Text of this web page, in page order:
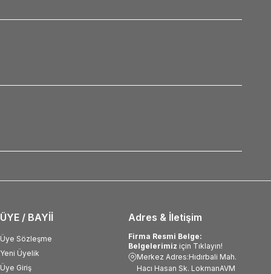
Adres & İletişim
Firma Resmi Belge:
Belgelerimiz için Tıklayın!
Merkez Adres:Hıdırbali Mah.
Hacı Hasan Sk. LokmanAVM
ÜYE / BAYİİ
Üye Sözleşme
Yeni Üyelik
Üye Giriş